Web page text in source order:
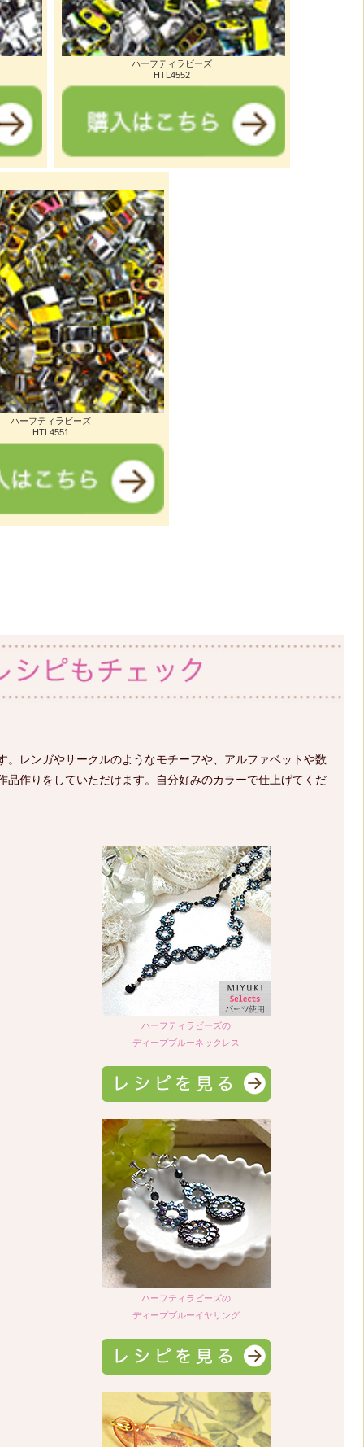
ハーフティラビーズ
HTL4552
ハーフティラビーズ
HTL4551
。レンガやサークルのようなモチーフや、アルファベットや数
品作りをしていただけます。自分好みのカラーで仕上げてくだ
ハーフティラビーズの
ディープブルーネックレス
ハーフティラビーズの
ディープブルーイヤリング